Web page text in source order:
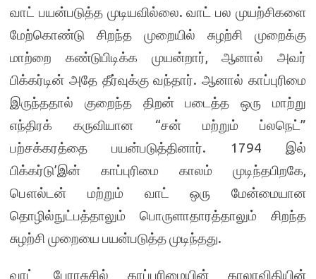
வாட் பயன்படுத்த முடியவில்லை. வாட் பல முயற்சிகளை
மேற்கொண்டு சிறந்த முறையில் சுழற்சி முறைக்கு
மாற்றை கண்டுபிடிக்க முயன்றார், ஆனால் அவர்
பிக்கர்டின் அதே தீர்வுக்கு வந்தார். ஆனால் காப்புரிமை
இருந்ததால் குறைந்த திறன் படைத்த ஒரு மாற்று
எந்திரக் கருவியான “சன் மற்றும் ப்லநெட்”
பற்சக்கரத்தை பயன்படுத்தினார். 1794 இல்
பிக்கர்டு’இன் காப்புரிமை காலம் முடிந்தபிறகே,
பௌல்டன் மற்றும் வாட் ஒரு மேன்மையான
தொழில்நுட்பத்தாலும் பொருளாதாரத்தாலும் சிறந்த
சுழற்சி முறையை பயன்படுத்த முடிந்தது.
வாட் பேரரசுசில் காப்புரிமையின் காலாவிதியின்